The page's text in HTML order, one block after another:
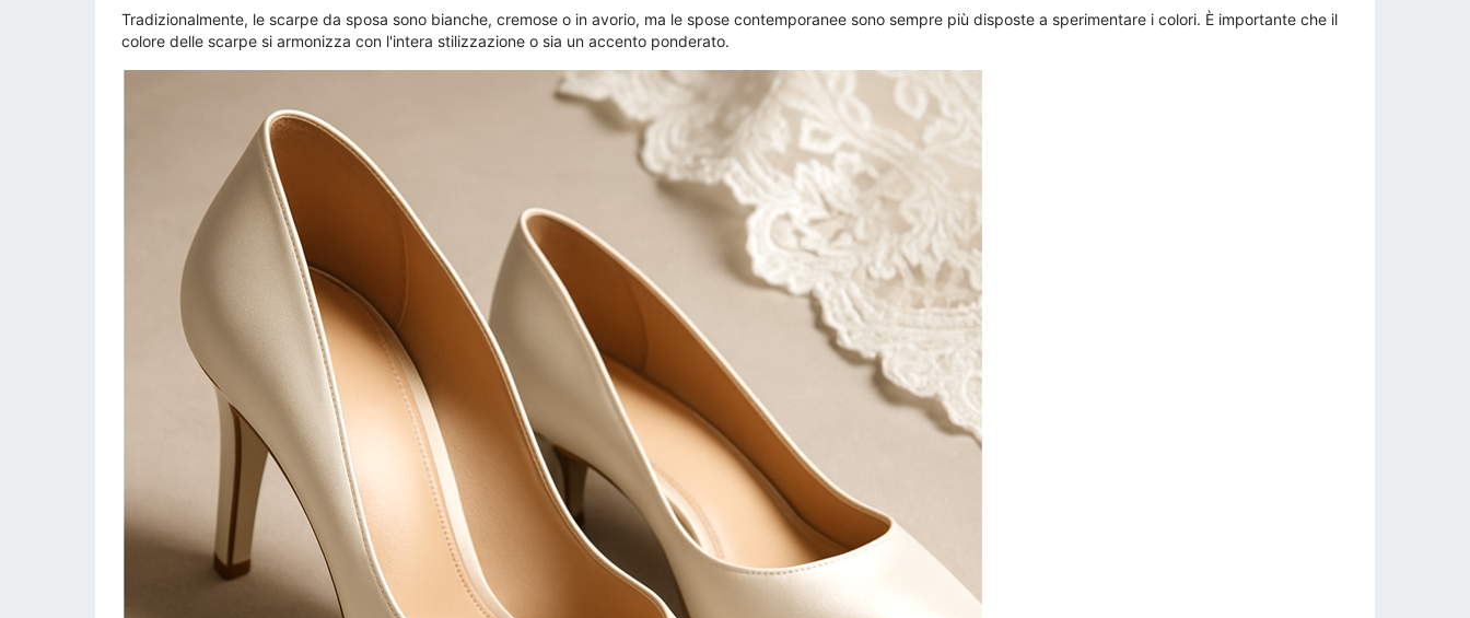
Tradizionalmente, le scarpe da sposa sono bianche, cremose o in avorio, ma le spose contemporanee sono sempre più disposte a sperimentare i colori. È importante che il
colore delle scarpe si armonizza con l'intera stilizzazione o sia un accento ponderato.